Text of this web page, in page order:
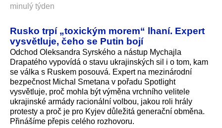
minulý týden
Rusko trpí „toxickým morem“ lhaní. Expert
vysvětluje, čeho se Putin bojí
Odchod Oleksandra Syrského a nástup Mychajla
Drapatého vypovídá o stavu ukrajinských sil i o tom, kam
se válka s Ruskem posouvá. Expert na mezinárodní
bezpečnost Michal Smetana v pořadu Spotlight
vysvětluje, proč mohla být výměna vrchního velitele
ukrajinské armády racionální volbou, jakou roli hrály
protesty a proč je pro Kyjev důležitá generační obměna.
Přinášíme přepis celého rozhovoru.